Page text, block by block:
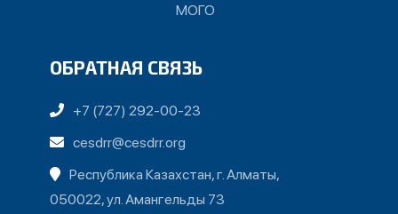
МОГО
ОБРАТНАЯ СВЯЗЬ
+7 (727) 292-00-23
cesdrr@cesdrr.org
Республика Казахстан, г. Алматы,
050022, ул. Амангельды 73